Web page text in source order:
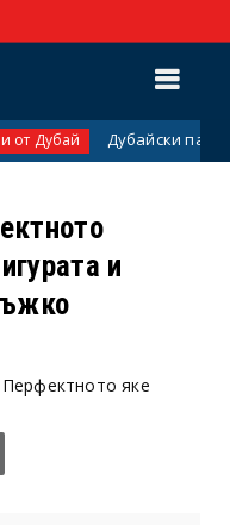
Дубайски парфюми:
и
Перфектното яке